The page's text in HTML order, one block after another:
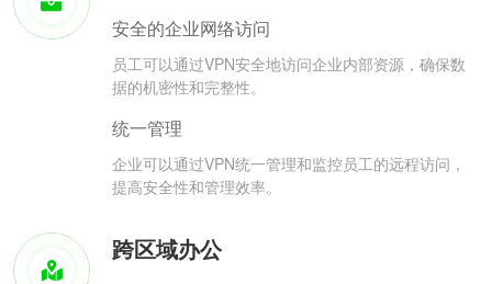
安全的企业网络访问
员工可以通过VPN安全地访问企业内部资源，确保数
据的机密性和完整性。
统一管理
企业可以通过VPN统一管理和监控员工的远程访问，
提高安全性和管理效率。
跨区域办公